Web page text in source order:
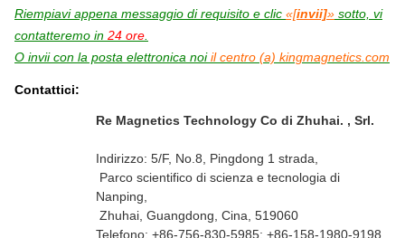
Riempiavi appena messaggio di requisito e clic «[invii]» sotto, vi
contatteremo in 24 ore
O invii con la posta elettronica noiil centro (a) kingmagnetics.com
Contattici:
Re Magnetics Technology Co di Zhuhai. , Srl.
Indirizzo: 5/F, No.8, Pingdong 1 strada,
Parco scientifico di scienza e tecnologia di
Nanping,
Zhuhai, Guangdong, Cina, 519060
Telefono: +86-756-830-5985; +86-158-1980-9198